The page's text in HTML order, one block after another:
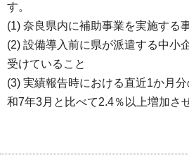
す。
(1) 奈良県内に補助事業を実施する
(2) 設備導入前に県が派遣する中小
受けていること
(3) 実績報告時における直近1か月
和7年3月と比べて2.4％以上増加さ